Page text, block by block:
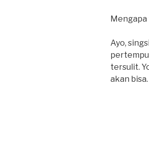
Mengapa
Ayo,
tersulit.
akan bisa.